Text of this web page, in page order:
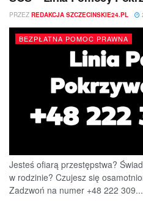
PRZEZ REDAKCJA SZCZECINSKIE24.PL
BEZPŁATNA POMOC PRAWNA
Jesteś ofiarą przestępstwa?
w rodzinie? Czujesz się
Zadzwoń na numer +48 222 309...